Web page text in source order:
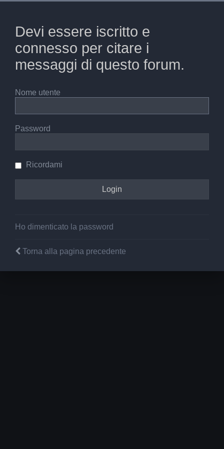
Devi essere iscritto e
connesso per citare i
messaggi di questo forum.
Nome utente
Password
Ricordami
Ho dimenticato la password
Torna alla pagina precedente